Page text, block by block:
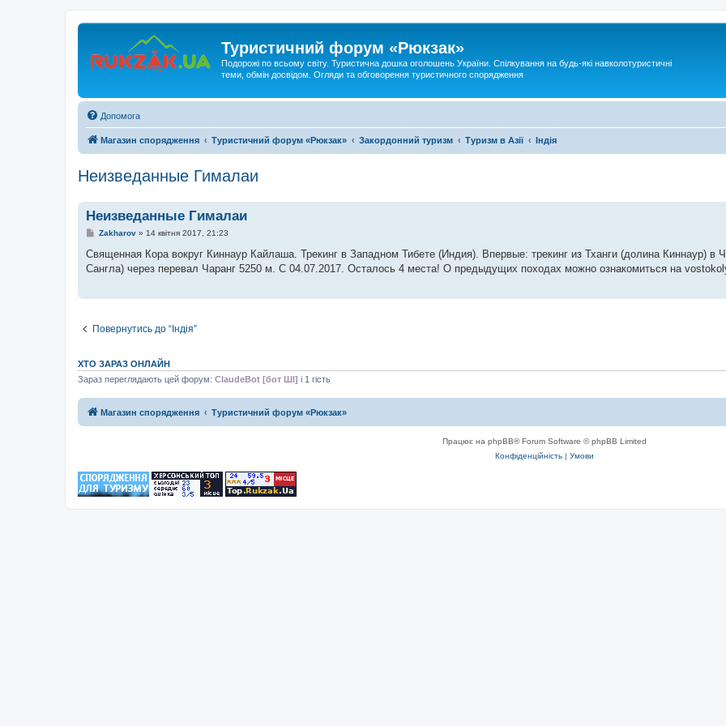
Туристичний форум «Рюкзак»
Подорожі по всьому світу. Туристична дошка оголошень України. Спілкування на будь-які навколотуристичні
теми, обмін досвідом. Огляди та обговорення туристичного спорядження
Допомога
Магазин спорядження Туристичний форум «Рюкзак» Закордонний туризм Туризм в Азії Індія
Неизведанные Гималаи
Неизведанные Гималаи
П
в
д
л
н
Zakharov» 14 квітня 2017, 21:23
Священная Кора вокруг Киннаур Кайлаша. Трекинг в Западном Тибете (Индия). Впервые: трекинг из Тханги (долина Киннаур) в
Сангла) через перевал Чаранг 5250 м. С 04.07.2017. Осталось 4 места! О предыдущих походах можно ознакомиться на
Повернутись до “Індія”
ХТО ЗАРАЗ ОНЛАЙН
Зараз переглядають цей форум: ClaudeBot [бот ШІ] і 1 гість
Магазин спорядження Туристичний форум «Рюкзак»
Працює на phpBB® Forum Software © phpBB Limited
Конфіденційність | Умови